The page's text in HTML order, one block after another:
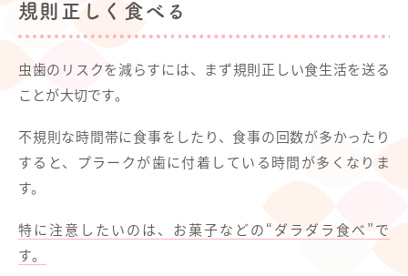
規則正しく食べる
虫歯のリスクを減らすには、まず規則正しい食生活を送る
ことが大切です。
不規則な時間帯に食事をしたり、食事の回数が多かったり
すると、プラークが歯に付着している時間が多くなりま
す。
特に注意したいのは、お菓子などの“ダラダラ食べ”で
す。